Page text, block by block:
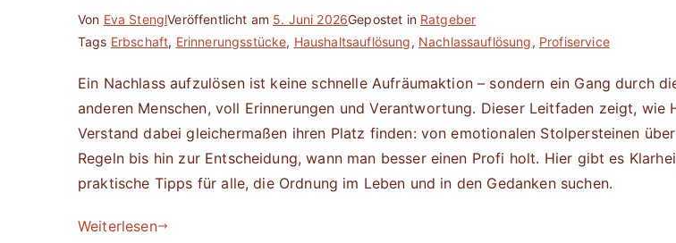
Von Eva StenglVeröffentlicht am 5. Juni 2026Gepostet in Ratgeber
Tags Erbschaft, Erinnerungsstücke, Haushaltsauflösung, Nachlassauflösung, Profiservice
Ein Nachlass aufzulösen ist keine schnelle Aufräumaktion – sondern ein Gang durch
anderen Menschen, voll Erinnerungen und Verantwortung. Dieser Leitfaden zeigt, wie
Verstand dabei gleichermaßen ihren Platz finden: von emotionalen Stolpersteinen
Regeln bis hin zur Entscheidung, wann man besser einen Profi holt. Hier gibt es
praktische Tipps für alle, die Ordnung im Leben und in den Gedanken suchen.
Weiterlesen